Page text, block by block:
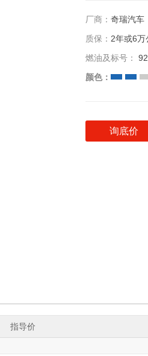
厂商： 奇瑞汽车
质保： 2年或6万
燃油及标号：
颜色：
询底价
指导价